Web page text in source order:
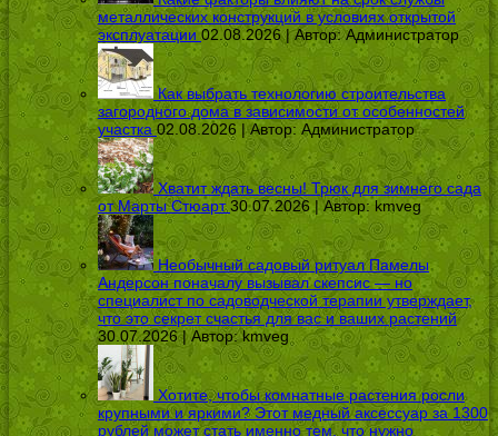
металлических конструкций в условиях открытой
эксплуатации 02.08.2026 | Автор:Администратор
Как выбрать технологию строительства
загородного дома в зависимости от особенностей
участка 02.08.2026 | Автор: Администратор
Хватит ждать весны! Трюк для зимнего сада
от Марты Стюарт 30.07.2026 | Автор:kmveg
Необычный садовый ритуал Памелы
Андерсон поначалу вызывал скепсис — но
специалист по садоводческой терапии утверждает,
что это секрет счастья для вас и ваших растений
30.07.2026 | Автор:kmveg
Хотите, чтобы комнатные растения росли
крупными и яркими? Этот медный аксессуар за 1300
рублей может стать именно тем, что нужно